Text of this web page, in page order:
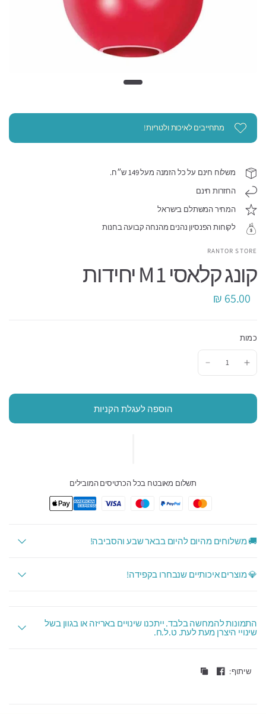
מתחייבים לאיכות ולטריות!
משלוח חינם על כל הזמנה מעל 149 ש״ח.
החזרות חינם
המחיר המשתלם בישראל
לקוחות הפנסיון נהנים מהנחה קבועה בחנות
RANTOR STORE
קונג קלאסי M 1 יחידות
65.00 ₪
כמות
הוספה לעגלת הקניות
תשלום מאובטח בכל הכרטיסים המובילים
🚚 משלוחים מהיום להיום בבאר שבע והסביבה!
💎 מוצרים איכותיים שנבחרו בקפידה!
התמונות להמחשה בלבד. ייתכנו שינויים באריזה או בגוון בשל
שינויי היצרן מעת לעת. ט.ל.ח.
שיתוף: